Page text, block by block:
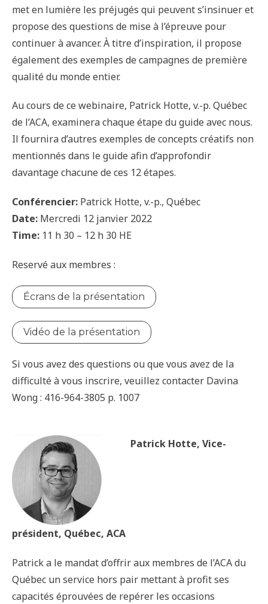
met en lumière les préjugés qui peuvent s’insinuer et
propose des questions de mise à l’épreuve pour
continuer à avancer. À titre d’inspiration, il propose
également des exemples de campagnes de première
qualité du monde entier.
Au cours de ce webinaire, Patrick Hotte, v.-p. Québec
de l’ACA, examinera chaque étape du guide avec nous.
Il fournira d’autres exemples de concepts créatifs non
mentionnés dans le guide afin d’approfondir
davantage chacune de ces 12 étapes.
Conférencier: Patrick Hotte, v.-p., Québec
Date: Mercredi 12 janvier 2022
Time: 11 h 30 – 12 h 30 HE
Reservé aux membres :
Écrans de la présentation
Vidéo de la présentation
Si vous avez des questions ou que vous avez de la
difficulté à vous inscrire, veuillez contacter Davina
Wong : 416-964-3805 p. 1007
Patrick Hotte, Vice-
président, Québec, ACA
Patrick a le mandat d’offrir aux membres de l’ACA du
Québec un service hors pair mettant à profit ses
capacités éprouvées de repérer les occasions